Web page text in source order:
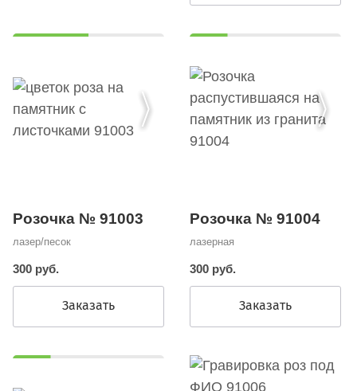
Розочка № 91003
лазер/песок
300 руб.
Заказать
Розочка № 91004
лазерная
300 руб.
Заказать